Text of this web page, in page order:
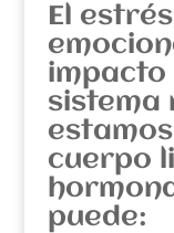
El
impacto
sistema
cuerpo
puede: